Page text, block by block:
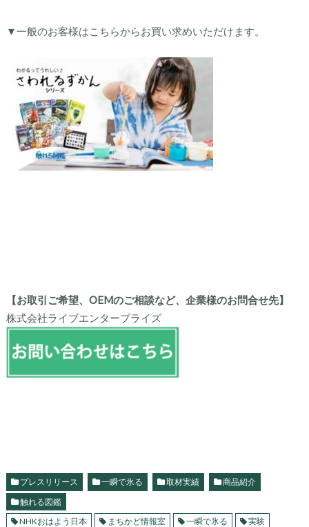
▼一般のお客様はこちらからお買い求めいただけます。
【お取引ご希望、OEMのご相談など、企業様のお問合せ先】
株式会社ライブエンタープライズ
プレスリリース 一瞬で氷る 取材実績
商品紹介
触れる図鑑
NHKおはよう日本
まちかど情報室 一瞬で氷る
実験